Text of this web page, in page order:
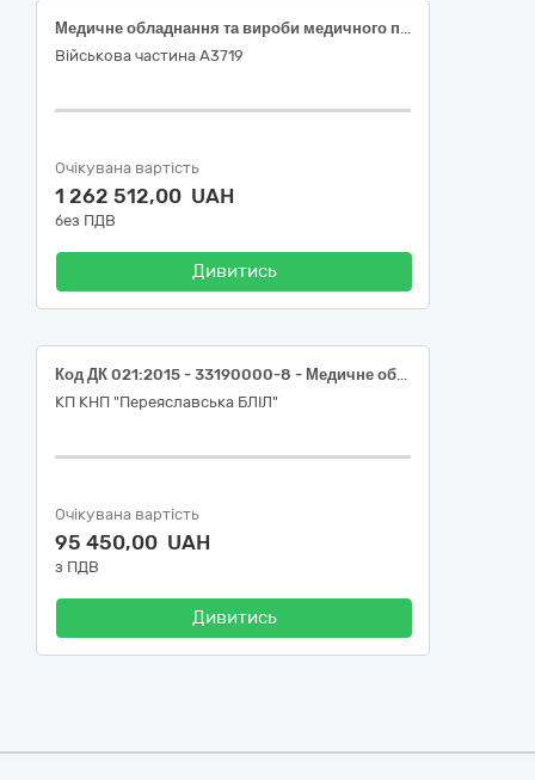
Медичне обладнання та вироби медичного призначення різні
Військова частина А3719
Очікувана вартість
1 262 512,00 UAH
без ПДВ
Дивитись
Код ДК 021:2015 - 33190000-8 - Медичне обладнання та вироби медичного призначення різні. 1. Екранований опромінювач з жалюзі BactoSfera Jalousie Air . 2. Медичний опромінювач BactoSfera MED 30x6 TIMER або еквіваленти.
КП КНП "Переяславська БЛІЛ"
Очікувана вартість
95 450,00 UAH
з ПДВ
Дивитись